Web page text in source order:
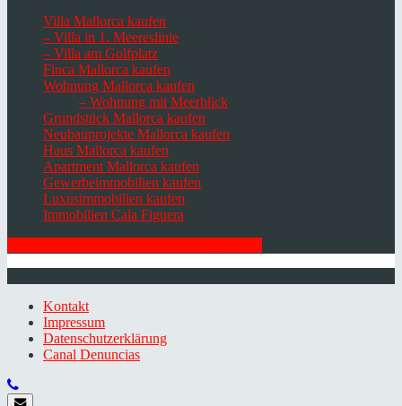
Villa Mallorca kaufen
– Villa in 1. Meereslinie
– Villa am Golfplatz
Finca Mallorca kaufen
Wohnung Mallorca kaufen
– Wohnung mit Meerblick
Grundstück Mallorca kaufen
Neubauprojekte Mallorca kaufen
Haus Mallorca kaufen
Apartment Mallorca kaufen
Gewerbeimmobilien kaufen
Luxusimmobilien kaufen
Immobilien Cala Figuera
Kontakt
Impressum
Datenschutzerklärung
Canal Denuncias